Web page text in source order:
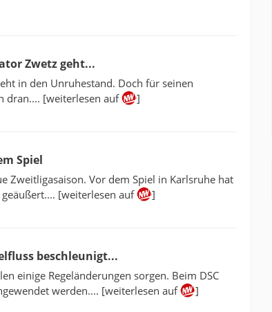
Zwetz geht...
in den Unruhestand. Doch für seinen
dran.... [weiterlesen auf
]
Spiel
Zweitligasaison. Vor dem Spiel in Karlsruhe hat
[weiterlesen auf
]
beschleunigt...
einige Regeländerungen sorgen. Beim DSC
werden.... [weiterlesen auf
]